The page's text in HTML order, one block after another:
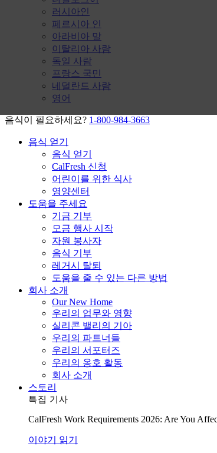
러시아인
페르시아 인
아라비아 말
이탈리아 사람
독일 사람
프랑스 국민
네덜란드 사람
영어
음식이 필요하세요? 1-800-984-3663
음식 얻기
음식 얻기
CalFresh 신청
어린이를 위한 식사
영양센터
도움을 주세요
기금 기부
모금 행사 시작
자원 봉사자
음식 기부
레거시 탈퇴
도움을 줄 수 있는 다른 방법
회사 소개
Our New Home
우리의 업무와 영향
실리콘 밸리의 기아
우리의 파트너들
우리의 서포터즈
우리의 옹호 활동
회사 소개
스토리
특집 기사
CalFresh Work Requirements 2026: Are You
이야기 읽기